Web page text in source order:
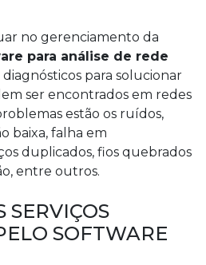
no gerenciamento da
para análise de rede
diagnósticos para solucionar
ser encontrados em redes
estão os ruídos,
baixa, falha em
duplicados, fios quebrados
entre outros.
SERVIÇOS
SOFTWARE